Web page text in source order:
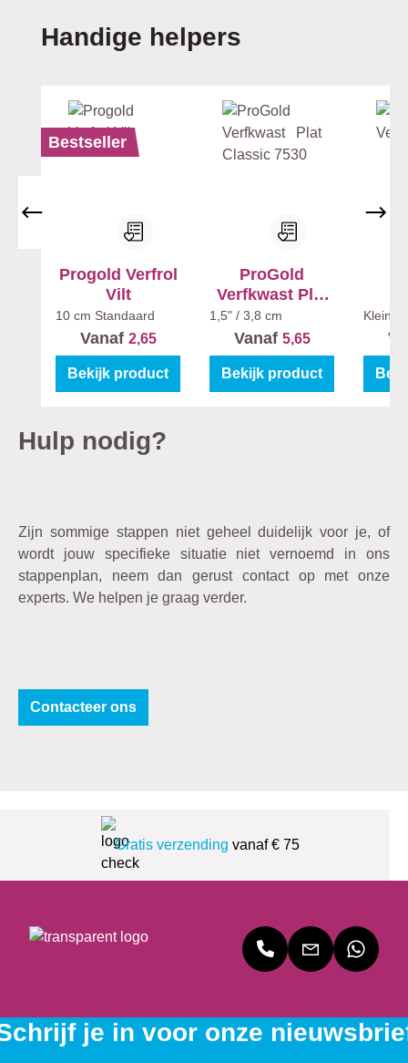
Productgalerij overslaan
Handige helpers
Bestseller
Progold Verfrol
Vilt
10 cm Standaard
Vanaf 2,65
Bekijk product
ProGold
Verfkwast Plat
Classic 7530
1,5" / 3,8 cm
Vanaf 5,65
Bekijk product
Klein -
Hulp nodig?
Zijn sommige stappen niet geheel duidelijk voor je, of
wordt jouw specifieke situatie niet vernoemd in ons
stappenplan, neem dan gerust contact op met onze
experts. We helpen je graag verder.
Contacteer ons
Gratis verzending vanaf € 75
je in voor onze